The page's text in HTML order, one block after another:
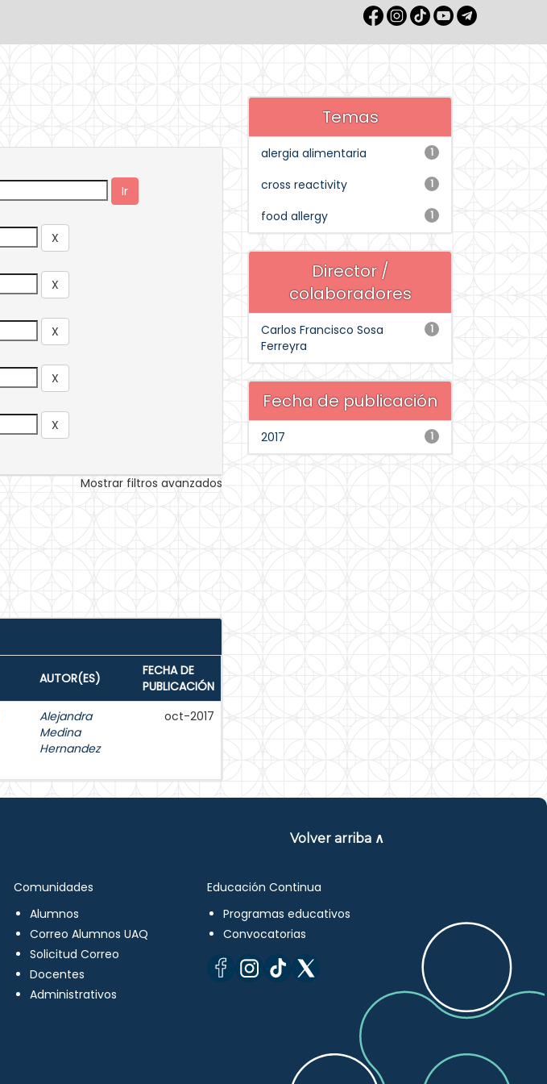
Mostrar filtros avanzados
AUTOR(ES)
FECHA DE
PUBLICACIÓN
Alejandra
Medina
Hernandez
oct-2017
Temas
1
alergia alimentaria
1
cross reactivity
1
food allergy
Director /
colaboradores
1
Carlos Francisco Sosa
Ferreyra
Fecha de publicación
1
2017
Volver arriba ∧
Comunidades
Alumnos
Correo Alumnos UAQ
Solicitud Correo
Docentes
Administrativos
Educación Continua
Programas educativos
Convocatorias